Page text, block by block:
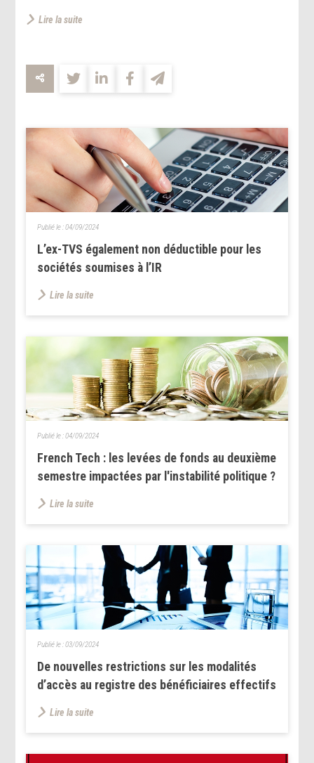
Lire la suite
L’ex-TVS également non déductible pour les
sociétés soumises à l’IR
Publié le :04/09/2024
Lire la suite
French Tech : les levées de fonds au deuxième
semestre impactées par l'instabilité politique ?
Publié le :04/09/2024
Lire la suite
De nouvelles restrictions sur les modalités
d’accès au registre des bénéficiaires effectifs
Publié le :03/09/2024
Lire la suite